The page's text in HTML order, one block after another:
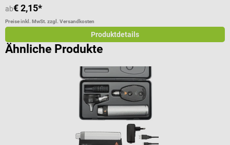
ab€ 2,15*
Preise inkl. MwSt. zzgl. Versandkosten
Produktdetails
Ähnliche Produkte